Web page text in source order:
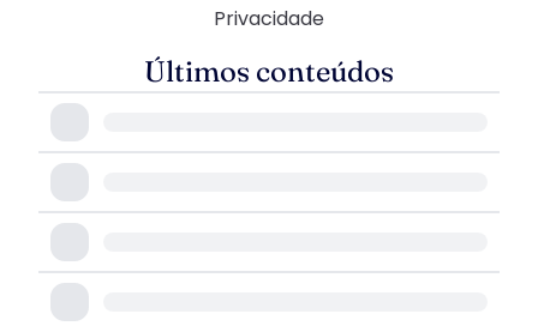
Privacidade
Últimos conteúdos